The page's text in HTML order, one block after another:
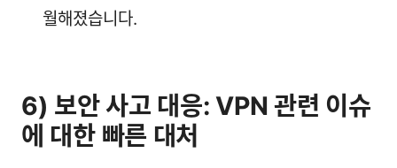
월해졌습니다.
6) 보안 사고 대응: VPN 관련 이슈
에 대한 빠른 대처